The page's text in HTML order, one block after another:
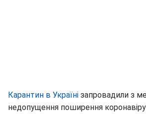
Карантин в Україні запровадили з
недопущення поширення